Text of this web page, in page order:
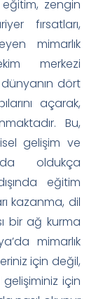
eğitim, zengin
fırsatları,
mimarlık
merkezi
dört
açarak,
Bu,
gelişim ve
oldukça
eğitim
kazanma, dil
bir ağ kurma
mimarlık
için değil,
için